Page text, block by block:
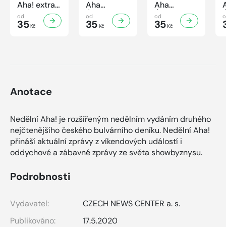
Aha! extra
č.3/2026
Úsporná
od
35Kč
Aha
Úsporná
kuchařka -
od
35Kč
Aha
Úsporná
kuchařka
od
35Kč
Anotace
Nedělní Aha! je rozšířeným nedělním vydáním druhého
nejčtenějšího českého bulvárního deníku. Nedělní Aha!
přináší aktuální zprávy z víkendových událostí i
oddychové a zábavné zprávy ze světa showbyznysu.
Podrobnosti
Vydavatel:
CZECH NEWS CENTER a. s.
Publikováno:
17.5.2020